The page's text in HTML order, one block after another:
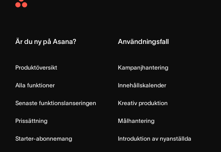
Asana
Är du ny på Asana?
Produktöversikt
Alla funktioner
Senaste funktionslanseringen
Prissättning
Starter-abonnemang
Användningsfall
Kampanjhantering
Innehållskalender
Kreativ produktion
Målhantering
Introduktion av nyanställda